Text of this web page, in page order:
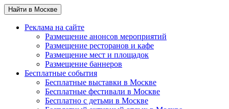
Найти в Москве
Реклама на сайте
Размещение анонсов мероприятий
Размещение ресторанов и кафе
Размещение мест и площадок
Размещение баннеров
Бесплатные события
Бесплатные выставки в Москве
Бесплатные фестивали в Москве
Бесплатно с детьми в Москве